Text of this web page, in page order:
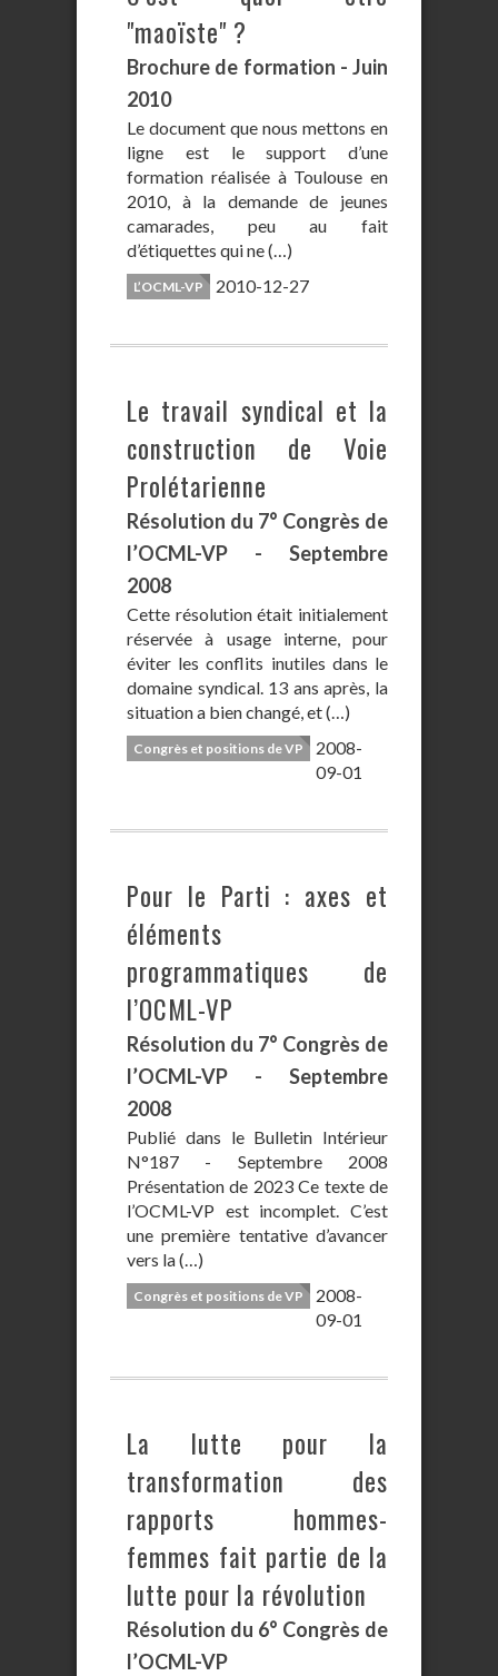
"maoïste" ?
Brochure de formation - Juin
2010
Le document que nous mettons en
ligne est le support d’une
formation réalisée à Toulouse en
2010, à la demande de jeunes
camarades, peu au fait
d’étiquettes qui ne (…)
L’OCML-VP 2010-12-27
Le travail syndical et la
construction de Voie
Prolétarienne
Résolution du 7° Congrès de
l’OCML-VP - Septembre
2008
Cette résolution était initialement
réservée à usage interne, pour
éviter les conflits inutiles dans le
domaine syndical. 13 ans après, la
situation a bien changé, et (…)
Congrès et positions de VP
2008-
09-01
Pour le Parti : axes et
éléments
programmatiques de
l’OCML-VP
Résolution du 7° Congrès de
l’OCML-VP - Septembre
2008
Publié dans le Bulletin Intérieur
N°187 - Septembre 2008
Présentation de 2023 Ce texte de
l’OCML-VP est incomplet. C’est
une première tentative d’avancer
vers la (…)
Congrès et positions de VP
2008-
09-01
La lutte pour la
transformation des
rapports hommes-
femmes fait partie de la
lutte pour la révolution
Résolution du 6° Congrès de
l’OCML-VP